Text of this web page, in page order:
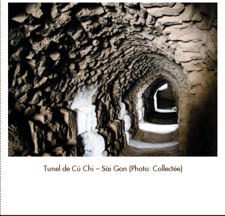
Tunel de Củ Chi – Sài Gon (Photo: Collectée)